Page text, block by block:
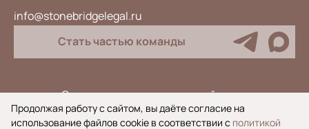
info@stonebridgelegal.ru
Стать частью команды
Специальная оценка условий труда
Антикоррупционная политика
Продолжая работу с сайтом, вы даёте согласие на
использование файлов cookie в соответствии с политикой